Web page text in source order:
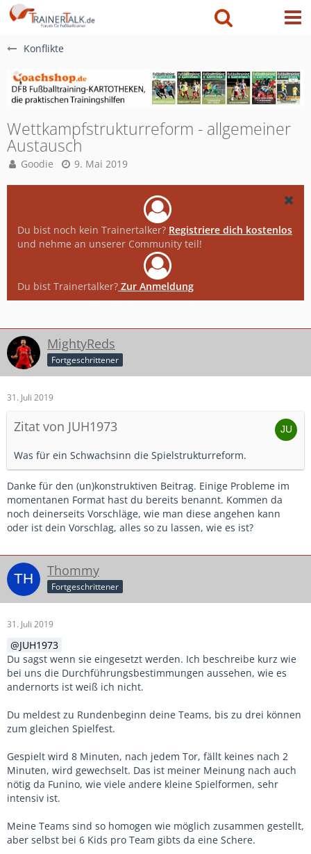
Konflikte
Wettkampfstrukturreform - allgemeiner
Austausch
Goodie 9. Mai 2019
Du bist noch kein Trainertalker? Registriere dich kostenlos
und nehme an unserer Community teil!
Du bist Trainertalker? Zur Anmeldung
MightyReds
Fortgeschrittener
31. Juli 2019
Zitat von JUH1973
Was für ein Schwachsinn die Spielstrukturreform.
Danke für den (un)konstruktiven Beitrag. Einige Probleme im
momentanen Format hast du bereits benannt. Kommen da
noch deinerseits Vorschläge, wie man diese angehen kann
oder ist dein Vorschlag, alles so zu lassen, wie es ist?
Thommy
Fortgeschrittener
31. Juli 2019
JUH1973
Du sagst wenn sie eingesetzt werden. Ich beschreibe kurz wie
bei uns die Durchführungsbestimmungen aussehen, wie es
andernorts ist weiß ich nicht.
Du meldest zu Rundenbeginn deine Teams, bis zu drei können
zum gleichen Spielfest.
Gespielt wird 8 Minuten, nach jedem Tor, fällt keines nach 2
Minuten, wird gewechselt. Das ist meiner Meinung nach auch
nötig da Funino, wie viele andere kleine Spielformen, sehr
intensiv ist.
Meine Teams sind so homogen wie möglich zusammen gestellt,
aber selbst bei 6 Kids pro Team gibts da eine Schere.